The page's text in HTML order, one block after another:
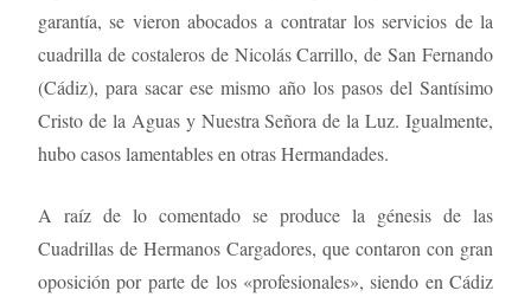
garantía, se vieron abocados a contratar los servicios de la
cuadrilla de costaleros de Nicolás Carrillo, de San Fernando
(Cádiz), para sacar ese mismo año los pasos del Santísimo
Cristo de la Aguas y Nuestra Señora de la Luz. Igualmente,
hubo casos lamentables en otras Hermandades.
A raíz de lo comentado se produce la génesis de las
Cuadrillas de Hermanos Cargadores, que contaron con gran
oposición por parte de los «profesionales», siendo en Cádiz